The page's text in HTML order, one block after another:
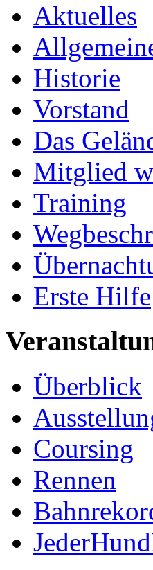
Aktuelles
Historie
Vorstand
Das
Mitglied
Training
Erste Hilfe
Überblick
Coursing
Rennen